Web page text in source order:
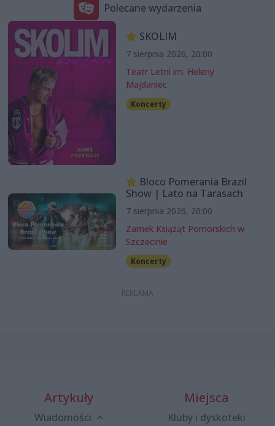
Polecane wydarzenia
SKOLIM
7 sierpnia 2026, 20:00
Teatr Letni im. Heleny
Majdaniec
Koncerty
Bloco Pomerania Brazil
Show | Lato na Tarasach
7 sierpnia 2026, 20:00
Zamek Książąt Pomorskich w
Szczecinie
Koncerty
Artykuły
Wiadomości
Miejsca
Kluby i dyskoteki